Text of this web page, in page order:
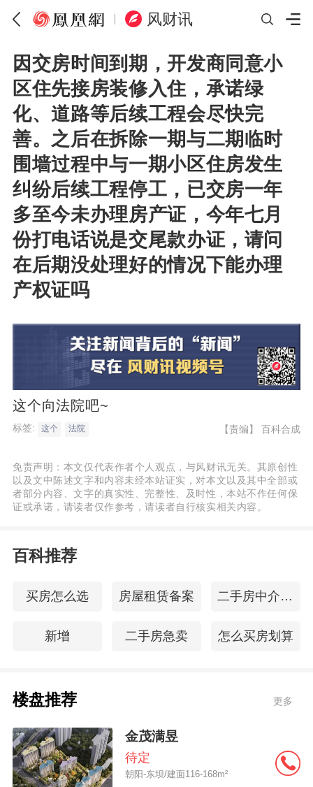
风财讯
因交房时间到期，开发商同意小
区住先接房装修入住，承诺绿
化、道路等后续工程会尽快完
善。之后在拆除一期与二期临时
围墙过程中与一期小区住房发生
纠纷后续工程停工，已交房一年
多至今未办理房产证，今年七月
份打电话说是交尾款办证，请问
在后期没处理好的情况下能办理
产权证吗
这个向法院吧~
标签: 这个 法院 【责编】 百科合成
免责声明：本文仅代表作者个人观点，与风财讯无关。其原创性
以及文中陈述文字和内容未经本站证实，对本文以及其中全部或
者部分内容、文字的真实性、完整性、及时性，本站不作任何保
证或承诺，请读者仅作参考，请读者自行核实相关内容。
百科推荐
买房怎么选 房屋租赁备案 二手房中介佣金
新增 二手房急卖 怎么买房划算
楼盘推荐 更多
金茂满昱
待定
朝阳-东坝/建面116-168m²